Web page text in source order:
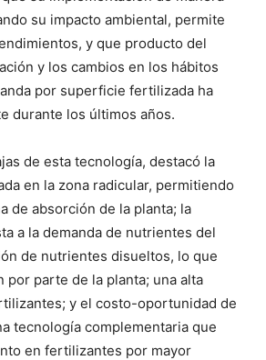
su impacto ambiental, permite
y que producto del
y los cambios en los hábitos
por superficie fertilizada ha
durante los últimos años.
de esta tecnología, destacó la
en la zona radicular, permitiendo
de absorción de la planta; la
a la demanda de nutrientes del
de nutrientes disueltos, lo que
por parte de la planta; una alta
y el costo-oportunidad de
tecnología complementaria que
en fertilizantes por mayor